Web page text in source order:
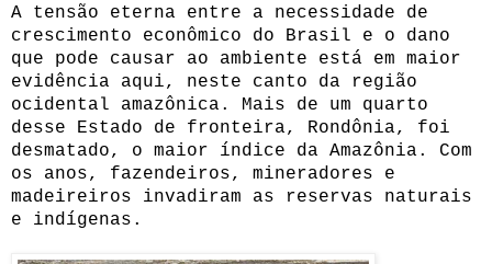
A tensão eterna entre a necessidade de
crescimento econômico do Brasil e o dano
que pode causar ao ambiente está em maior
evidência aqui, neste canto da região
ocidental amazônica. Mais de um quarto
desse Estado de fronteira, Rondônia, foi
desmatado, o maior índice da Amazônia. Com
os anos, fazendeiros, mineradores e
madeireiros invadiram as reservas naturais
e indígenas.